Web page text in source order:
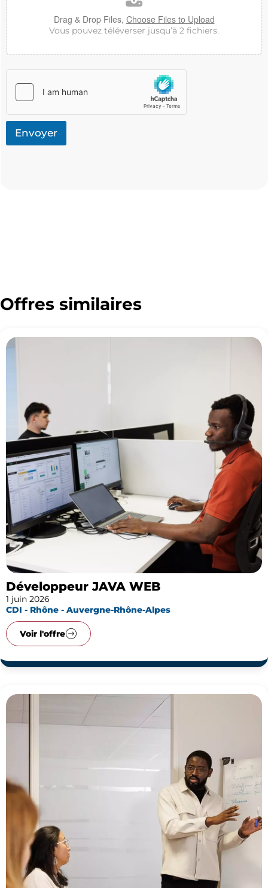
Drag & Drop Files, Choose Files to Upload
Vous pouvez téléverser jusqu’à 2 fichiers.
Envoyer
Offres similaires
Développeur JAVA WEB
1 juin 2026
CDI - Rhône - Auvergne-Rhône-Alpes
Voir l'offre